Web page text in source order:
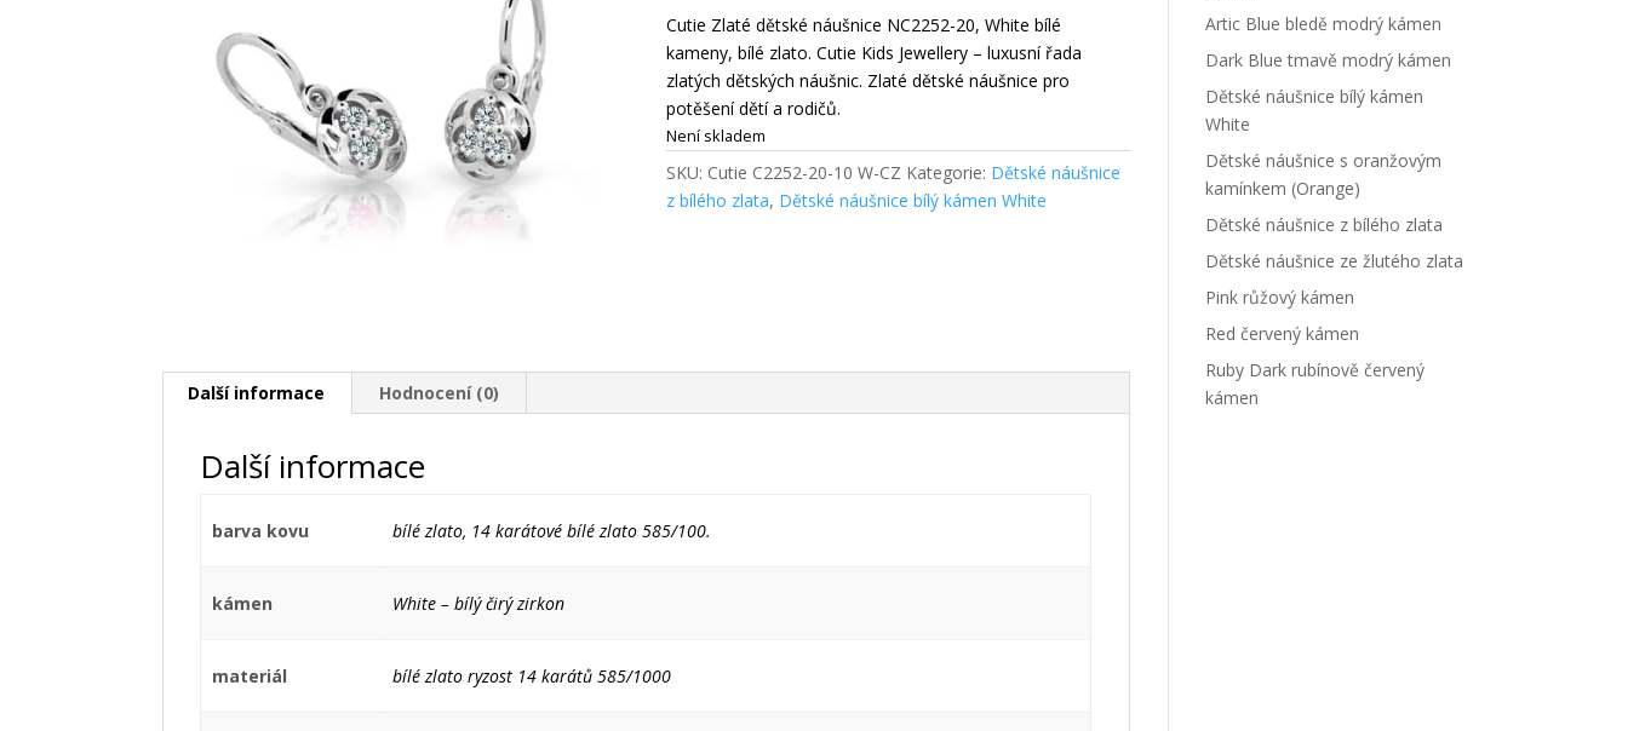
Cutie Zlaté dětské náušnice NC2252-20, White bílé
kameny, bílé zlato. Cutie Kids Jewellery – luxusní řada
zlatých dětských náušnic. Zlaté dětské náušnice pro
potěšení dětí a rodičů.
Není skladem
SKU: Cutie C2252-20-10 W-CZ Kategorie: Dětské náušnice
z bílého zlata, Dětské náušnice bílý kámen White
Další informace Hodnocení (0)
Další informace
barva kovu bílé zlato, 14 karátové bílé zlato 585/100.
kámen White – bílý čirý zirkon
materiál bílé zlato ryzost 14 karátů 585/1000
Artic Blue bledě modrý kámen
Dark Blue tmavě modrý kámen
Dětské náušnice bílý kámen
White
Dětské náušnice s oranžovým
kamínkem (Orange)
Dětské náušnice z bílého zlata
Dětské náušnice ze žlutého zlata
Pink růžový kámen
Red červený kámen
Ruby Dark rubínově červený
kámen